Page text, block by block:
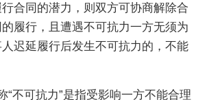
合同的潜力，则双方可协商解除合
履行，且遭遇不可抗力一方无须为
迟延履行后发生不可抗力的，不能
“不可抗力”是指受影响一方不能合理